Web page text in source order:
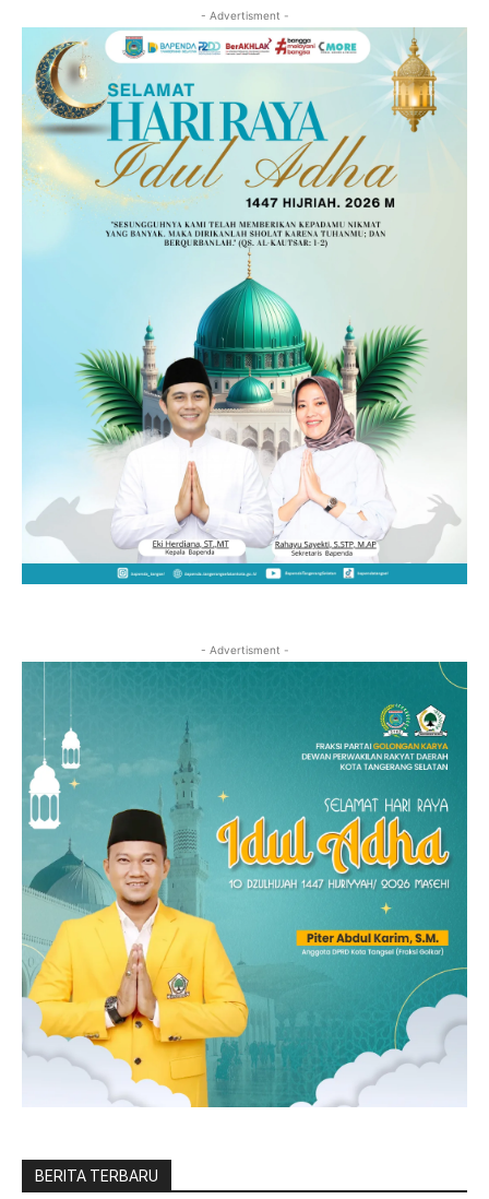
- Advertisment -
- Advertisment -
BERITA TERBARU